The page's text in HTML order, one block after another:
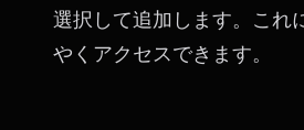
選択して追加します。これ
やくアクセスできます。